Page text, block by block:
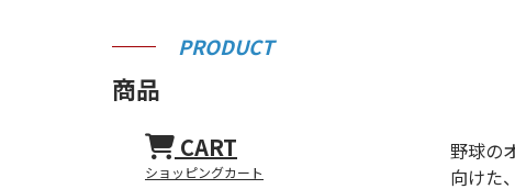
PRODUCT
商品
CART
ショッピングカート
野球の
向けた